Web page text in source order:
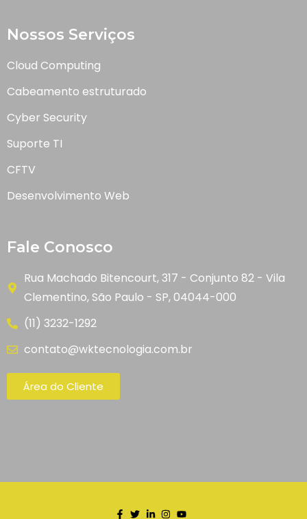
Nossos Serviços
Cloud Computing
Cabeamento estruturado
Cyber Security
Suporte TI
CFTV
Desenvolvimento Web
Fale Conosco
Rua Machado Bitencourt, 317 - Conjunto 82 - Vila
Clementino, São Paulo - SP, 04044-000
(11) 3232-1292
contato@wktecnologia.com.br
Área do Cliente